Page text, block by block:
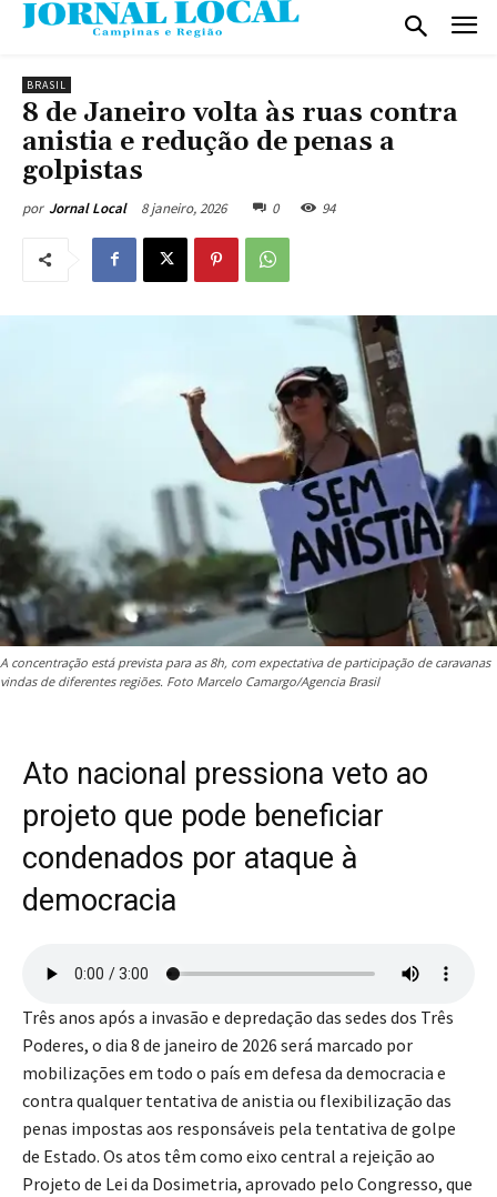
BRASIL
8 de Janeiro volta às ruas contra
anistia e redução de penas a
golpistas
por Jornal Local 8 janeiro, 2026 0 94
A concentração está prevista para as 8h, com expectativa de participação de caravanas
vindas de diferentes regiões. Foto Marcelo Camargo/Agencia Brasil
Ato nacional pressiona veto ao
projeto que pode beneficiar
condenados por ataque à
democracia
Três anos após a invasão e depredação das sedes dos Três
Poderes, o dia 8 de janeiro de 2026 será marcado por
mobilizações em todo o país em defesa da democracia e
contra qualquer tentativa de anistia ou flexibilização das
penas impostas aos responsáveis pela tentativa de golpe
de Estado. Os atos têm como eixo central a rejeição ao
Projeto de Lei da Dosimetria, aprovado pelo Congresso, que